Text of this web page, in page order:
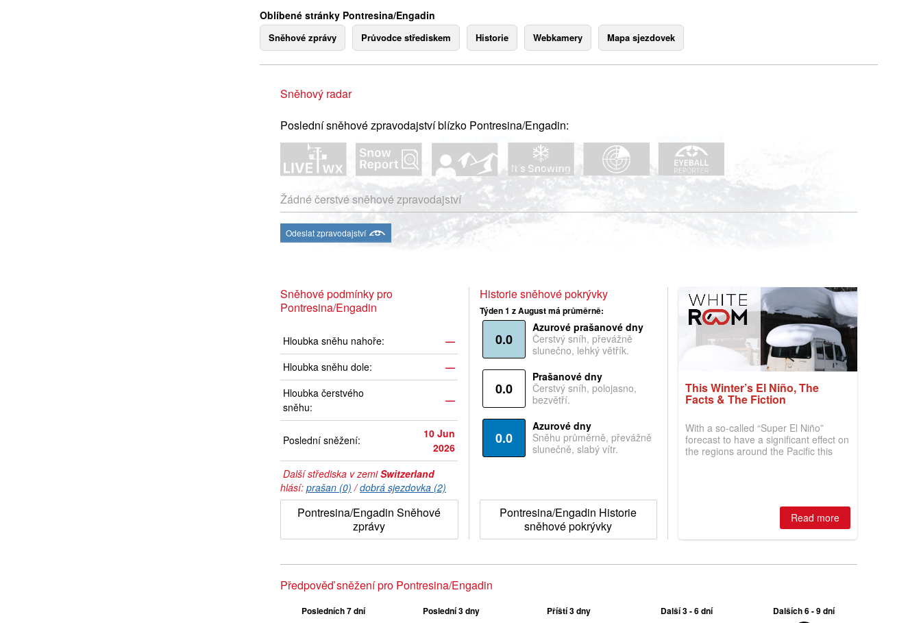
Oblíbené stránky Pontresina/Engadin
Sněhové zprávy Průvodce střediskem Historie Webkamery Mapa sjezdovek
Sněhový radar
Poslední sněhové zpravodajství blízko Pontresina/Engadin:
Žádné čerstvé sněhové zpravodajství
Odeslat zpravodajství
Sněhové podmínky pro
Pontresina/Engadin
Hloubka sněhu nahoře:
—
Hloubka sněhu dole:
—
Hloubka čerstvého
sněhu:
—
Poslední sněžení:
10 Jun
2026
Další střediska v zemiSwitzerland
hlásí: prašan (0) /dobrá sjezdovka (2)
Pontresina/Engadin Sněhové
zprávy
Historie sněhové pokrývky
Týden 1 z August má průměrně:
0.0
Azurové prašanové dny
Čerstvý sníh, převážně
slunečno, lehký větřík.
0.0
Prašanové dny
Čerstvý sníh, polojasno,
bezvětří.
0.0
Azurové dny
Sněhu průměrně, převážně
slunečně, slabý vítr.
Pontresina/Engadin Historie
sněhové pokrývky
This Winter’s El Niño, The
Facts & The Fiction
With a so-called “Super El Niño”
forecast to have a significant effect on
the regions around the Pacific this
Read more
Předpověď sněžení pro Pontresina/Engadin
Posledních 7 dní Poslední 3 dny Příští 3 dny Další 3 - 6 dní Dalších 6 - 9 dní